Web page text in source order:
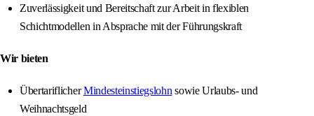
Zuverlässigkeit und Bereitschaft zur Arbeit in flexiblen
Schichtmodellen in Absprache mit der Führungskraft
Wir bieten
ÜbertariflicherMindesteinstiegslohn sowie Urlaubs- und
Weihnachtsgeld